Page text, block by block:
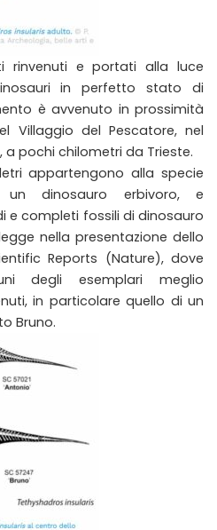
rinvenuti e portati alla luce
in perfetto stato di
è avvenuto in prossimità
Villaggio del Pescatore, nel
a pochi chilometri da Trieste.
appartengono alla specie
dinosauro erbivoro, e
e completi fossili di dinosauro
nella presentazione dello
Reports (Nature), dove
degli esemplari meglio
in particolare quello di un
Bruno.